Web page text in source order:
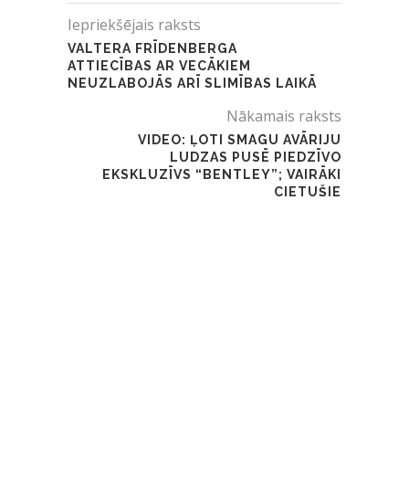
Iepriekšējais raksts
VALTERA FRĪDENBERGA
ATTIECĪBAS AR VECĀKIEM
NEUZLABOJĀS ARĪ SLIMĪBAS LAIKĀ
Nākamais raksts
VIDEO: ĻOTI SMAGU AVĀRIJU
LUDZAS PUSĒ PIEDZĪVO
EKSKLUZĪVS “BENTLEY”; VAIRĀKI
CIETUŠIE